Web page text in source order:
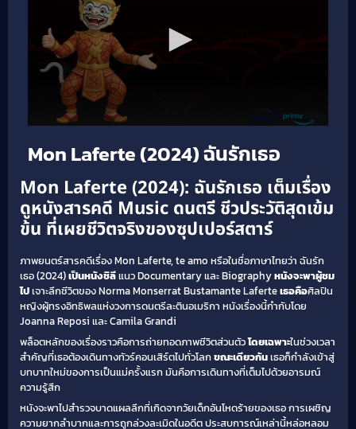
Mon Laferte (2024) ฉันรักเธอ
Mon Laferte (2024): ฉันรักเธอ เต็มเรื่อง
ดูหนังสารคดี Music ดนตรี ชีวประวัติสุดเข้ม
ข้น ที่เผยชีวิตจริงของซุปเปอร์สตาร์
ภาพยนตร์สารคดีเรื่อง Mon Laferte, te amo หรือในชื่อภาษาไทยว่า ฉันรัก
เธอ (2024)เป็นหนังชิลีแนว Documentary และ Biographyหนังจะพาผู้ชม
ไปเจาะลึกชีวิตของ Norma Monserrat Bustamante Laferteเธอคือศิลปิน
หญิงผู้ทรงอิทธิพลแห่งวงการดนตรีละตินอเมริกา หนังเรื่องนี้กำกับโดย
Joanna Reposi และ Camila Grandi
พล็อตหลักของเรื่องราวคือการถ่ายทอดภาพชีวิตส่วนตัวโดยเฉพาะในช่วงเวลา
สำคัญที่เธอต้องเดินทางทัวร์คอนเสิร์ตไปทั่วโลกขณะเดียวกันเธอก็กำลังเข้าสู่
บทบาทใหม่ของการเป็นแม่ครั้งแรก มันคือการเดินทางที่เต็มไปด้วยอารมณ์
ความรู้สึก
หนังจะพาไปสำรวจบาดแผลลึกที่เกิดจากวัยเด็กอันโหดร้ายของเธอ การเผชิญ
ความยากลำบากและการถูกล่วงละเมิดในอดีต ประสบการณ์เหล่านี้หล่อหลอม